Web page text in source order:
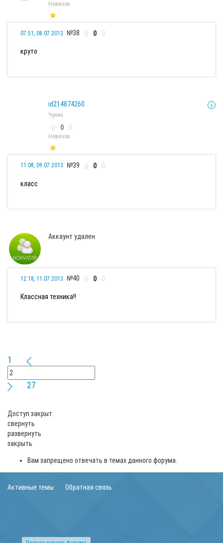
Новичок
07:51, 08.07.2013 №38 0
круто
id214874260
Чунин
0
Новичок
11:08, 09.07.2013 №39 0
класс
Аккаунт удален
12:18, 11.07.2013 №40 0
Классная техника!!
1
27
Доступ закрыт.
свернуть
развернуть
закрыть
Вам запрещено отвечать в темах данного форума.
Активные темы Обратная связь